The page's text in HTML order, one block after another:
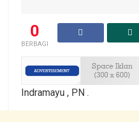
0
BERBAGI
Indramayu , PN .